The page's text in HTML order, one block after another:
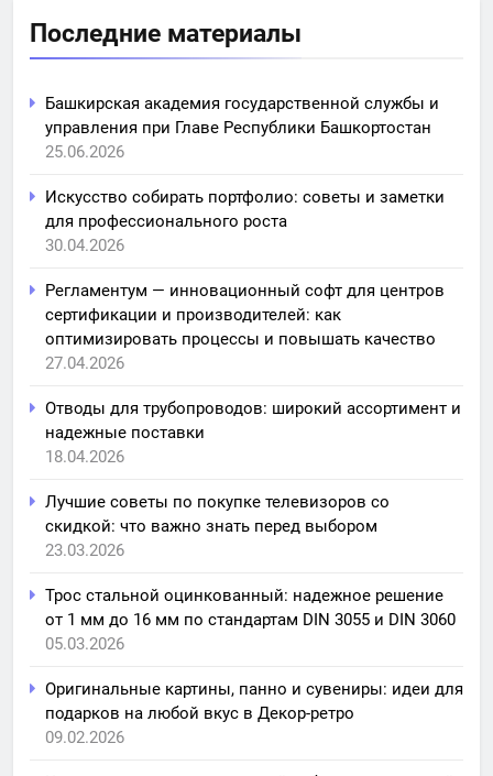
Последние материалы
Башкирская академия государственной службы и
управления при Главе Республики Башкортостан
25.06.2026
Искусство собирать портфолио: советы и заметки
для профессионального роста
30.04.2026
Регламентум — инновационный софт для центров
сертификации и производителей: как
оптимизировать процессы и повышать качество
27.04.2026
Отводы для трубопроводов: широкий ассортимент и
надежные поставки
18.04.2026
Лучшие советы по покупке телевизоров со
скидкой: что важно знать перед выбором
23.03.2026
Трос стальной оцинкованный: надежное решение
от 1 мм до 16 мм по стандартам DIN 3055 и DIN 3060
05.03.2026
Оригинальные картины, панно и сувениры: идеи для
подарков на любой вкус в Декор-ретро
09.02.2026